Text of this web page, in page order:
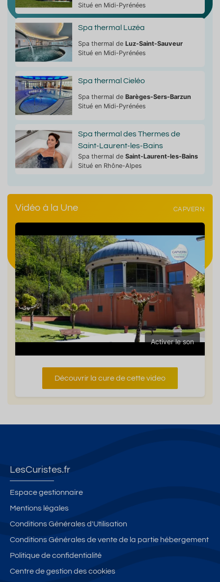
Situé en Midi-Pyrénées
Spa thermal Luzéa
Spa thermal de Luz-Saint-Sauveur
Situé en Midi-Pyrénées
Spa thermal Cieléo
Spa thermal de Barèges-Sers-Barzun
Situé en Midi-Pyrénées
Spa thermal des Thermes de
Saint-Laurent-les-Bains
Spa thermal de Saint-Laurent-les-Bains
Situé en Rhône-Alpes
Vidéo à la Une CAPVERN
Activer le son
Découvrir la cure de cette video
LesCuristes.fr
Espace gestionnaire
Mentions légales
Conditions Générales d'Utilisation
Conditions Générales de vente de la partie hébergement
Politique de confidentialité
Centre de gestion des cookies